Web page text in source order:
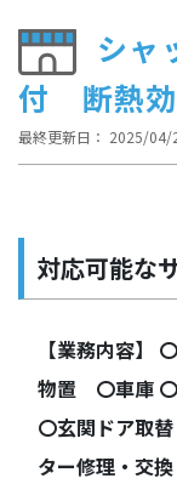
シャ
付 断熱
最終更新日： 2025/04/
対応可能な
【業務内容
物置 〇車庫
〇玄関ドア取
ター修理・交